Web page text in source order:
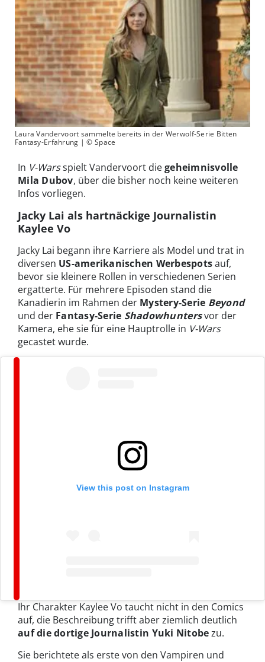
Laura Vandervoort sammelte bereits in der Werwolf-Serie Bitten
Fantasy-Erfahrung | © Space
In V-Warsspielt Vandervoort diegeheimnisvolle
Mila Dubov, über die bisher noch keine weiteren
Infos vorliegen.
Jacky Lai als hartnäckige Journalistin
Kaylee Vo
Jacky Lai begann ihre Karriere als Model und trat in
diversen US-amerikanischen Werbespotsauf,
bevor sie kleinere Rollen in verschiedenen Serien
ergatterte. Für mehrere Episoden stand die
Kanadierin im Rahmen der Mystery-Serie Beyond
und der Fantasy-Serie Shadowhuntersvor der
Kamera, ehe sie für eine Hauptrolle in V-Wars
gecastet wurde.
View this post on Instagram
Ihr Charakter Kaylee Vo taucht nicht in den Comics
auf, die Beschreibung trifft aber ziemlich deutlich
auf die dortige Journalistin Yuki Nitobezu.
Sie berichtete als erste von den Vampiren und